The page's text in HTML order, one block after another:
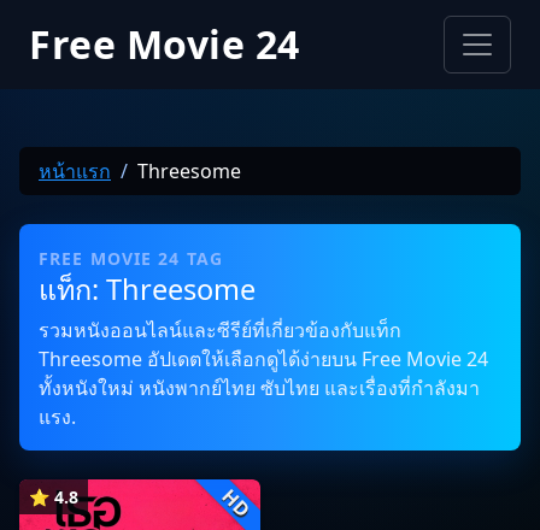
Free Movie 24
หน้าแรก Threesome
FREE MOVIE 24 TAG
แท็ก: Threesome
รวมหนังออนไลน์และซีรีย์ที่เกี่ยวข้องกับแท็ก
Threesome อัปเดตให้เลือกดูได้ง่ายบน Free Movie 24
ทั้งหนังใหม่ หนังพากย์ไทย ซับไทย และเรื่องที่กำลังมา
แรง.
⭐ 4.8 HD